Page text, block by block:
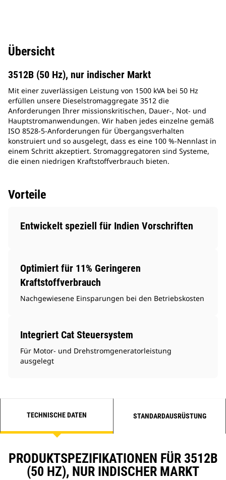
Übersicht
3512B (50 Hz), nur indischer Markt
Mit einer zuverlässigen Leistung von 1500 kVA bei 50 Hz
erfüllen unsere Dieselstromaggregate 3512 die
Anforderungen Ihrer missionskritischen, Dauer-, Not- und
Hauptstromanwendungen. Wir haben jedes einzelne gemäß
ISO 8528-5-Anforderungen für Übergangsverhalten
konstruiert und so ausgelegt, dass es eine 100 %-Nennlast in
einem Schritt akzeptiert. Stromaggregatoren sind Systeme,
die einen niedrigen Kraftstoffverbrauch bieten.
Vorteile
Entwickelt speziell für Indien Vorschriften
Optimiert für 11% Geringeren
Kraftstoffverbrauch
Nachgewiesene Einsparungen bei den Betriebskosten
Integriert Cat Steuersystem
Für Motor- und Drehstromgeneratorleistung
ausgelegt
TECHNISCHE DATEN STANDARDAUSRÜSTUNG
PRODUKTSPEZIFIKATIONEN FÜR 3512B
(50 HZ), NUR INDISCHER MARKT